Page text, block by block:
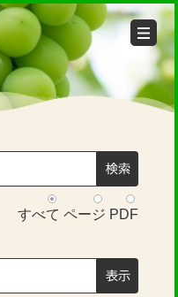
すべて ページ PDF